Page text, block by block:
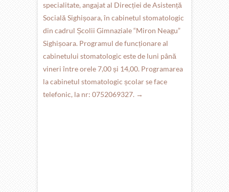
specialitate, angajat al Direcției de Asistență
Socială Sighișoara, în cabinetul stomatologic
din cadrul Școlii Gimnaziale “Miron Neagu”
Sighișoara. Programul de funcționare al
cabinetului stomatologic este de luni până
vineri între orele 7,00 și 14,00. Programarea
la cabinetul stomatologic școlar se face
telefonic, la nr: 0752069327. →